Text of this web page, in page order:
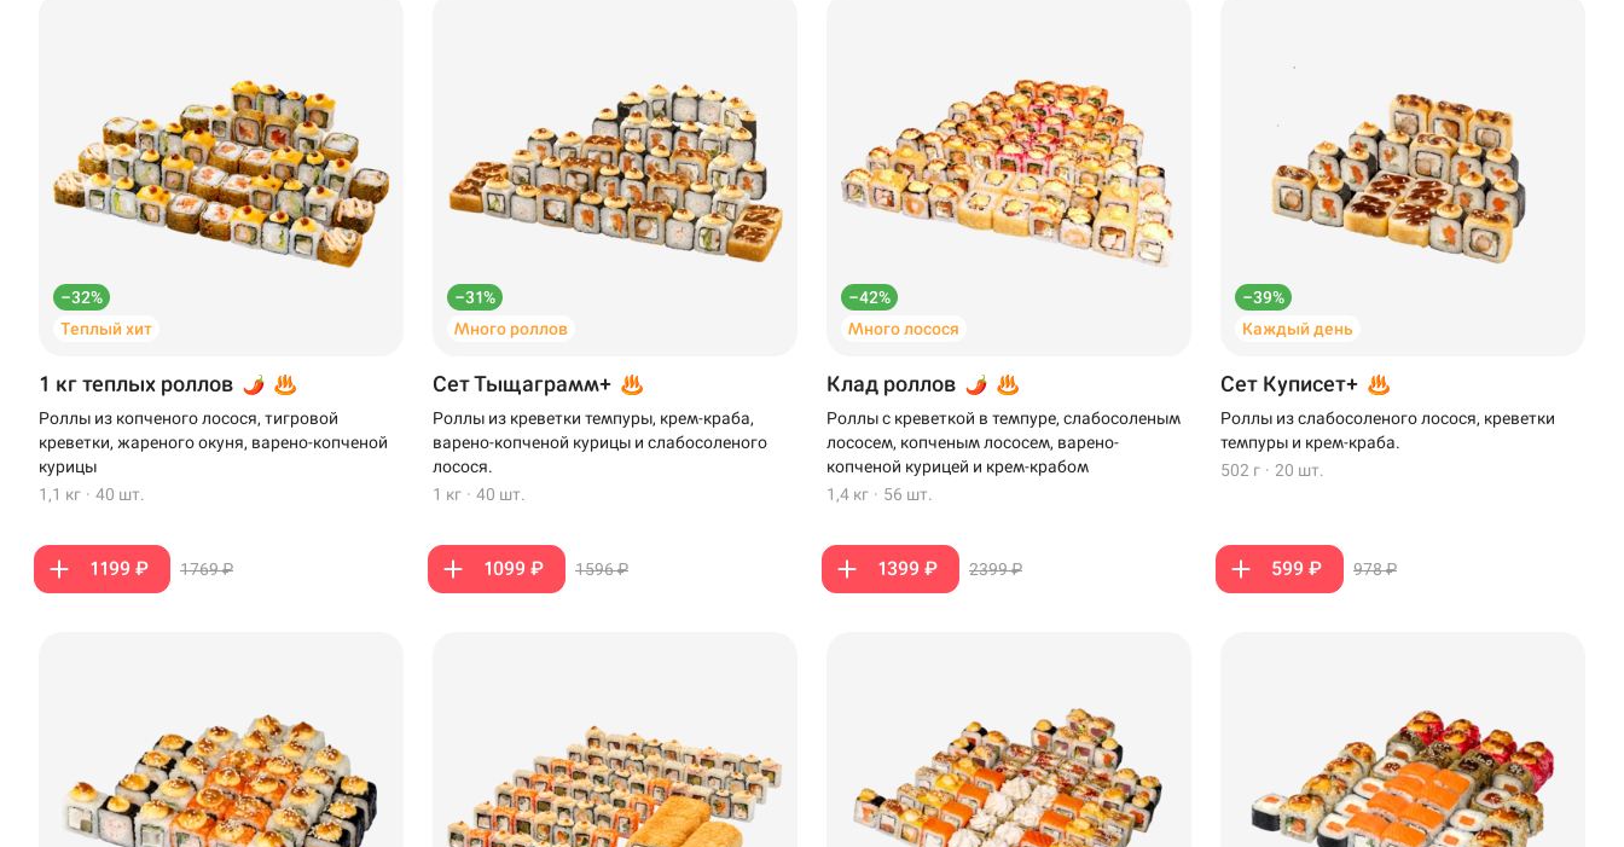
–32%
Теплый хит
1 кг теплых роллов
Роллы из копченого лосося, тигровой
креветки, жареного окуня, варено-копченой
курицы
1,1 кг · 40 шт.
1199 ₽ 1769 ₽
–31%
Много роллов
Сет Тыщаграмм+
Роллы из креветки темпуры, крем-краба,
варено-копченой курицы и слабосоленого
лосося.
1 кг · 40 шт.
1099 ₽ 1596 ₽
–42%
Много лосося
Клад роллов
Роллы с креветкой в темпуре, слабосоленым
лососем, копченым лососем, варено-
копченой курицей и крем-крабом
1,4 кг · 56 шт.
1399 ₽ 2399 ₽
–39%
Каждый день
Сет Куписет+
Роллы из слабосоленого лосося, креветки
темпуры и крем-краба.
502 г · 20 шт.
599 ₽ 978 ₽
199 ₽ 299 ₽